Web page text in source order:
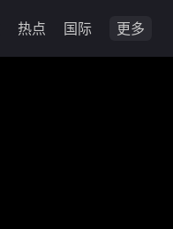
热点 国际 更多